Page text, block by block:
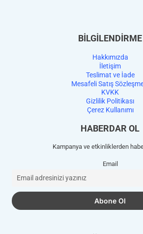
BİLGİLENDİRME
Hakkımızda
İletişim
Teslimat ve İade
Mesafeli Satış
KVKK
Gizlilik Politikası
Çerez Kullanımı
HABERDAR OL
Kampanya ve etkinliklerden
Email